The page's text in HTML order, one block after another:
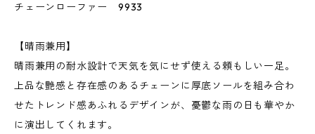
チェーンローファー 9933
【晴雨兼用】
晴雨兼用の耐水設計で天気を気にせず使える頼もしい一足。
上品な艶感と存在感のあるチェーンに厚底ソールを組み合わ
せたトレンド感あふれるデザインが、憂鬱な雨の日も華やか
に演出してくれます。